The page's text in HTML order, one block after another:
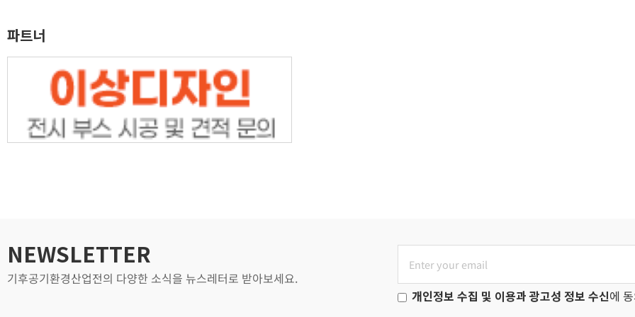
파트너
NEWSLETTER
기후공기환경산업전의 다양한 소식을 뉴스레터로 받아보세요.
개인정보 수집 및 이용과 광고성 정보 수신에